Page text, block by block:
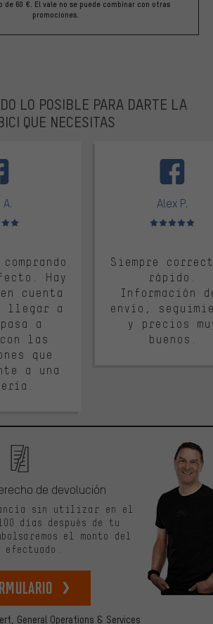
de 60 €. El vale no se puede combinar con otras
promociones.
LO POSIBLE PARA DARTE LA
QUE NECESITAS
media: 5 de 5
Hay
cuenta
llegar a
a
las
que
a una
Alex P.
Valoración
Siempre
rápido.
Información
envío,
y precios
buenos.
General Operations & Services
de devolución
sin utilizar en el
días después de tu
el monto del
efectuado.